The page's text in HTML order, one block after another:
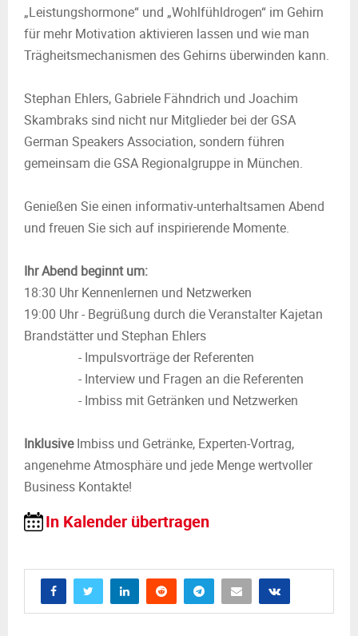
„Leistungshormone“ und „Wohlfühldrogen“ im Gehirn
für mehr Motivation aktivieren lassen und wie man
Trägheitsmechanismen des Gehirns überwinden kann.
Stephan Ehlers, Gabriele Fähndrich und Joachim
Skambraks sind nicht nur Mitglieder bei der GSA
German Speakers Association, sondern führen
gemeinsam die GSA Regionalgruppe in München.
Genießen Sie einen informativ-unterhaltsamen Abend
und freuen Sie sich auf inspirierende Momente.
Ihr Abend beginnt um:
18:30 Uhr Kennenlernen und Netzwerken
19:00 Uhr - Begrüßung durch die Veranstalter Kajetan
Brandstätter und Stephan Ehlers
- Impulsvorträge der Referenten
- Interview und Fragen an die Referenten
- Imbiss mit Getränken und Netzwerken
InklusiveImbiss und Getränke, Experten-Vortrag,
angenehme Atmosphäre und jede Menge wertvoller
Business Kontakte!
In Kalender übertragen